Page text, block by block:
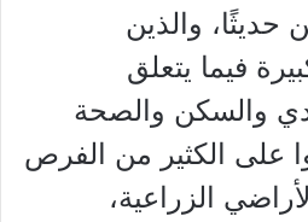
حديثًا، والذين
فيما يتعلق
والسكن والصحة
على الكثير من الفرص
الزراعية،